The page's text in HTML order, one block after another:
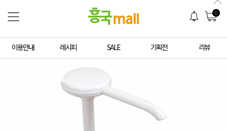
0
이용안내 레시피 SALE 기획전 리뷰